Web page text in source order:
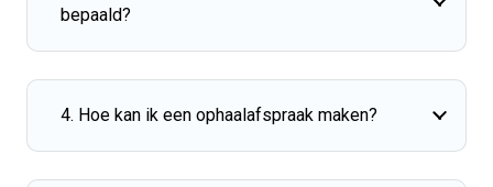
bepaald?
4. Hoe kan ik een ophaalafspraak maken?